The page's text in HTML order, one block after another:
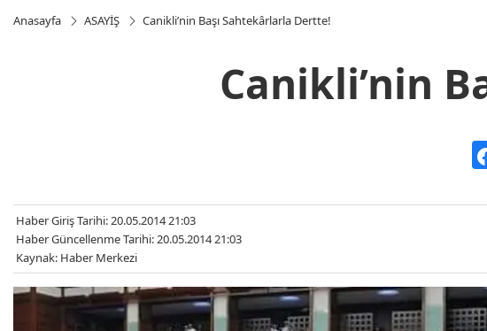
Anasayfa ASAYİŞ Canikli’nin Başı Sahtekârlarla Dertte!
Canikli’nin
Haber Giriş Tarihi: 20.05.2014 21:03
Haber Güncellenme Tarihi: 20.05.2014 21:03
Kaynak: Haber Merkezi